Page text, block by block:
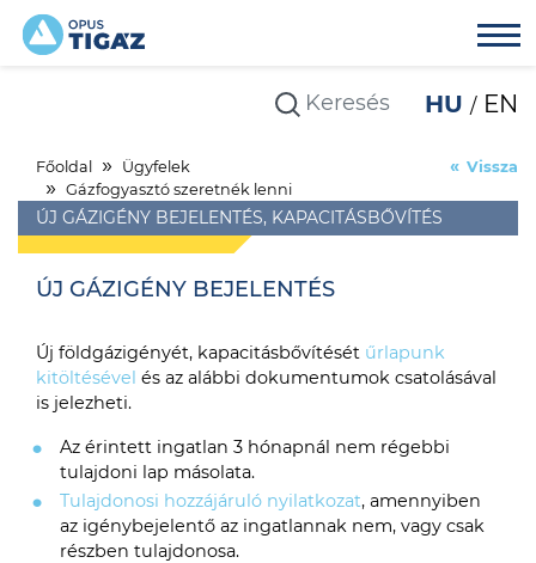
HU EN
Főoldal
Ügyfelek
Gázfogyasztó szeretnék lenni
ÚJ GÁZIGÉNY BEJELENTÉS, KAPACITÁSBŐVÍTÉS
Vissza
ÚJ GÁZIGÉNY BEJELENTÉS
Új földgázigényét, kapacitásbővítését űrlapunk
kitöltésével és az alábbi dokumentumok csatolásával
is jelezheti.
Az érintett ingatlan 3 hónapnál nem régebbi
tulajdoni lap másolata.
Tulajdonosi hozzájáruló nyilatkozat, amennyiben
az igénybejelentő az ingatlannak nem, vagy csak
részben tulajdonosa.